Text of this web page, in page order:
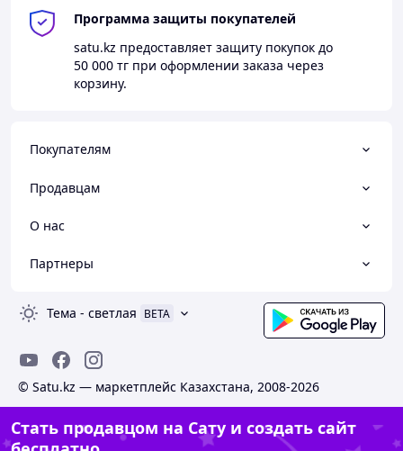
Программа защиты покупателей
satu.kz предоставляет защиту покупок до
50 000 тг при оформлении заказа через
корзину.
Покупателям
Продавцам
О нас
Партнеры
Тема - светлая BETA
© Satu.kz — маркетплейс Казахстана, 2008-2026
Стать продавцом на Сату и создать сайт